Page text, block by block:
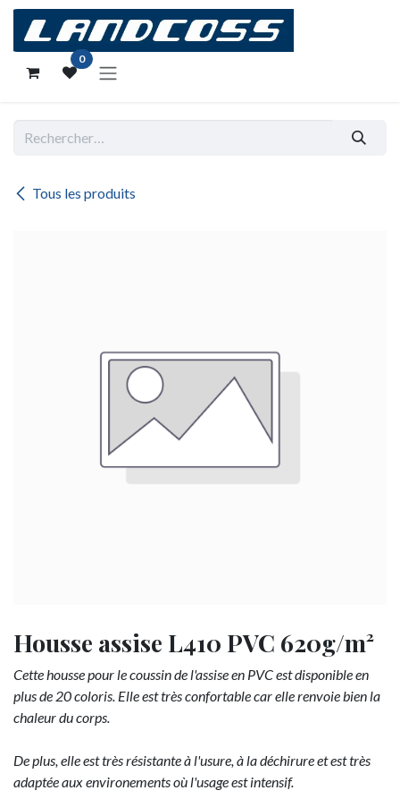
Se rendre au contenu
0
Tous les produits
Housse assise L410 PVC 620g/m²
Cette housse pour le coussin de l'assise en PVC est disponible en
plus de 20 coloris. Elle est très confortable car elle renvoie bien la
chaleur du corps.
De plus, elle est très résistante à l'usure, à la déchirure et est très
adaptée aux environements où l'usage est intensif.